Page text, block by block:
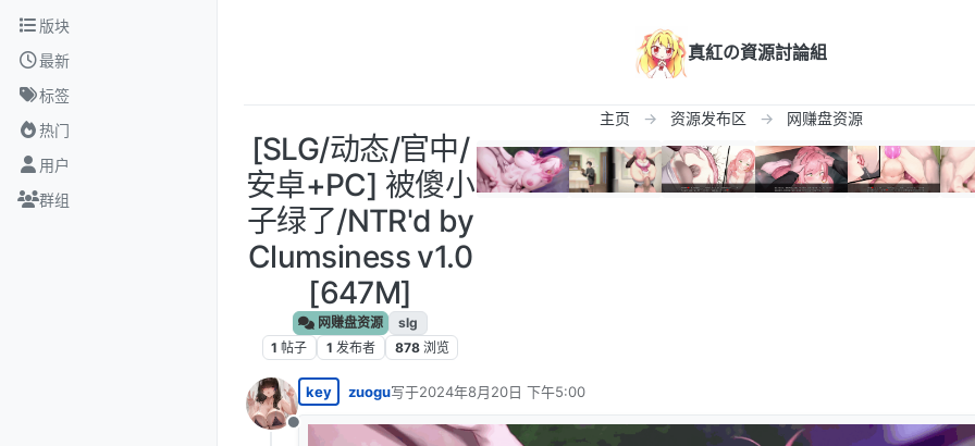
跳转至内容
版块
最新
标签
热门
用户
群组
真紅の資源討論組
主页 资源发布区 网赚盘资源
[SLG/动态/官中/
安卓+PC] 被傻小
子绿了/NTR'd by
Clumsiness v1.0
[647M]
网赚盘资源
slg
1 帖子 1 发布者 878 浏览
离线
key zuogu写于2024年8月20日 下午5:00
最后由 编辑